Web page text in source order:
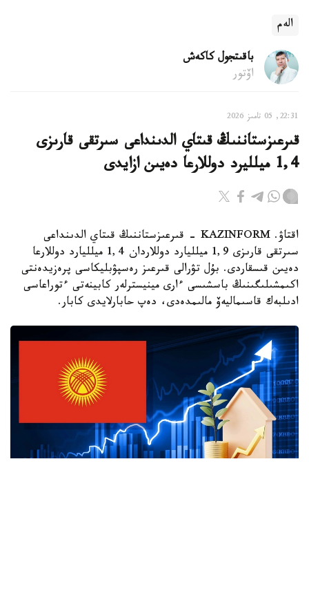
الەم
باقىتجول كاكەش
اۆتور
22:31, 05 تامىز 2026
قىرعىزستاننىڭ قىتاي الدىنداعى سىرتقى قارىزى
1,4 ميلليرد دوللارعا دەيىن ازايدى
اقتاۋ. KAZINFORM - قىرعىزستاننىڭ قىتاي الدىنداعى
سىرتقى قارىزى 1,9 ميلليارد دوللاردان 1,4 ميلليارد دوللارعا
دەيىن قىسقاردى. بۇل تۋرالى قىرعىز رەسپۋبليكاسى پرەزيدەنتى
اكىمشىلىگىنىڭ باسشىسى ءارى مينيسترلەر كابينەتى ءتوراعاسى
ادىلبەك قاسىماليەۆ مالىمدەدى، دەپ حابارلايدى كابار.